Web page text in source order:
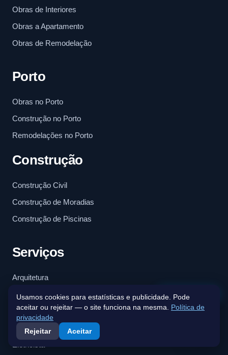
Obras de Interiores
Obras a Apartamento
Obras de Remodelação
Porto
Obras no Porto
Construção no Porto
Remodelações no Porto
Construção
Construção Civil
Construção de Moradias
Construção de Piscinas
Serviços
Arquitetura
Carpintaria
Trolha
Pintura
Eletricista
Fale connosco
Usamos cookies para estatísticas e publicidade. Pode
aceitar ou rejeitar — o site funciona na mesma. Política de
privacidade
Rejeitar
Aceitar